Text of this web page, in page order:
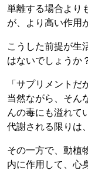
単離する場合より
が、より高い作用
こうした前提が生
はないでしょうか
「サプリメントだ
当然ながら、そん
んの毒にも溢れて
代謝される限りは
その一方で、動植
内に作用して、心